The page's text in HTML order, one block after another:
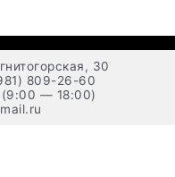
30
809-26-60
— 18:00)